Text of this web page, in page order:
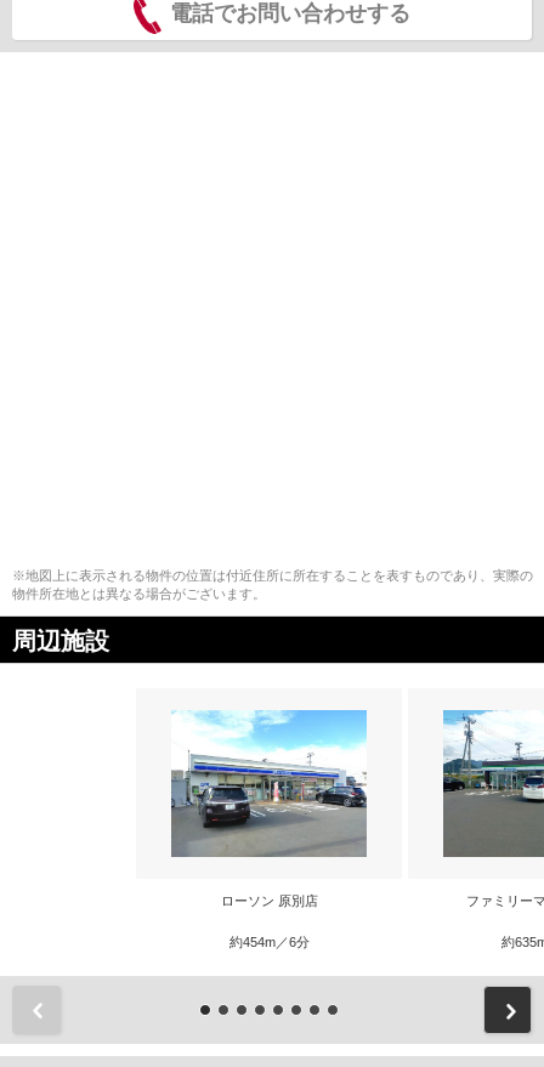
電話でお問い合わせする
※地図上に表示される物件の位置は付近住所に所在することを表すものであり、実際の
物件所在地とは異なる場合がございます。
周辺施設
ローソン 原別店
約454m／6分
ファミリー
約